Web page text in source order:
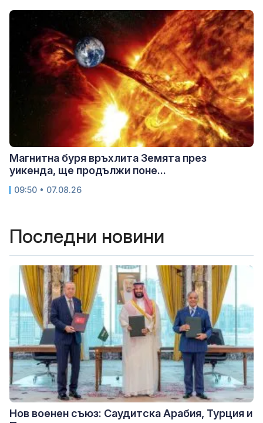
Магнитна буря връхлита Земята през
уикенда, ще продължи поне...
09:50 • 07.08.26
Последни новини
Нов военен съюз: Саудитска Арабия, Турция и